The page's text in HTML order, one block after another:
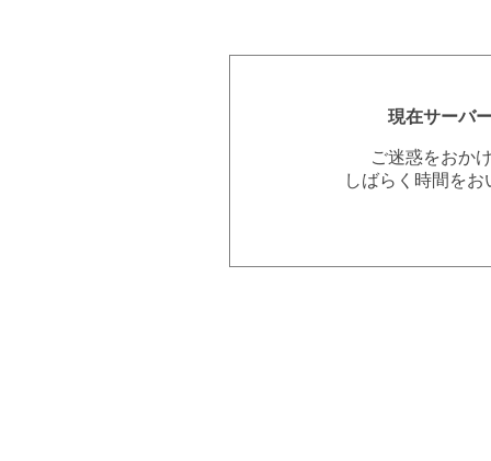
現在サーバ
ご迷惑をおか
しばらく時間を